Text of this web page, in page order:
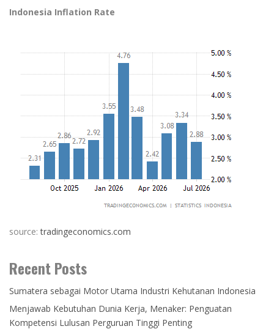
Indonesia Inflation Rate
source:tradingeconomics.com
Recent Posts
Sumatera sebagai Motor Utama Industri Kehutanan Indonesia
Menjawab Kebutuhan Dunia Kerja, Menaker: Penguatan
Kompetensi Lulusan Perguruan Tinggi Penting